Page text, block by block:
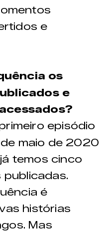
e
os
e
episódio
maio de 2020
temos cinco
é
histórias
Mas